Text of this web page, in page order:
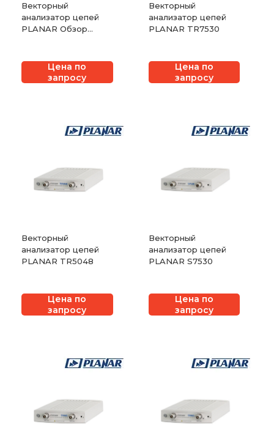
Векторный
анализатор цепей
PLANAR Обзор
Цена по
запросу
Векторный
анализатор цепей
PLANAR TR7530
Цена по
запросу
Векторный
анализатор цепей
PLANAR TR5048
Цена по
запросу
Векторный
анализатор цепей
PLANAR S7530
Цена по
запросу